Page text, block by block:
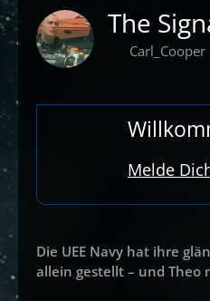
The
Carl_Cooper
Melde
Die UEE Navy hat ihre
allein gestellt – und Theo